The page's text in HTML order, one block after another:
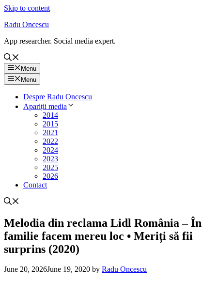
Skip to content
Radu Oncescu
App researcher. Social media expert.
Menu
Menu
Despre Radu Oncescu
Apariții media
2014
2015
2021
2022
2024
2023
2025
2026
Contact
Melodia din reclama Lidl România – În
familie facem mereu loc • Meriți să fii
surprins (2020)
June 20, 2026June 19, 2020 by Radu Oncescu